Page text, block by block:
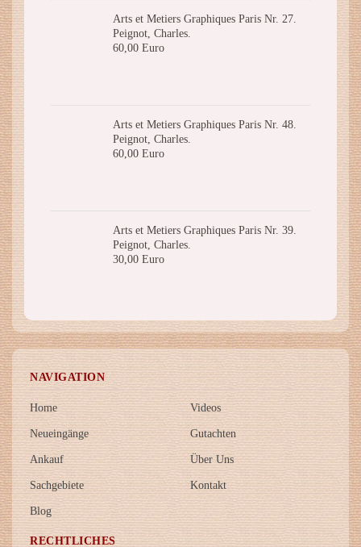
Arts et Metiers Graphiques Paris Nr. 27.
Peignot, Charles.
60,00 Euro
Arts et Metiers Graphiques Paris Nr. 48.
Peignot, Charles.
60,00 Euro
Arts et Metiers Graphiques Paris Nr. 39.
Peignot, Charles.
30,00 Euro
NAVIGATION
Home
Neueingänge
Ankauf
Sachgebiete
Blog
Videos
Gutachten
Über Uns
Kontakt
RECHTLICHES